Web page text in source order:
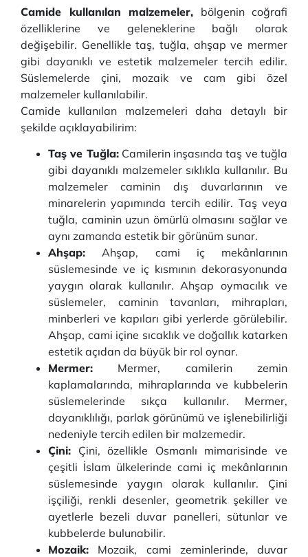
Camide kullanılan malzemeler, bölgenin coğrafi
özelliklerine ve geleneklerine bağlı olarak
değişebilir. Genellikle taş, tuğla, ahşap ve mermer
gibi dayanıklı ve estetik malzemeler tercih edilir.
Süslemelerde çini, mozaik ve cam gibi özel
malzemeler kullanılabilir.
Camide kullanılan malzemeleri daha detaylı bir
şekilde açıklayabilirim:
Taş ve Tuğla:Camilerin inşasında taş ve tuğla
gibi dayanıklı malzemeler sıklıkla kullanılır. Bu
malzemeler caminin dış duvarlarının ve
minarelerin yapımında tercih edilir. Taş veya
tuğla, caminin uzun ömürlü olmasını sağlar ve
aynı zamanda estetik bir görünüm sunar.
Ahşap: Ahşap, cami iç mekânlarının
süslemesinde ve iç kısmının dekorasyonunda
yaygın olarak kullanılır. Ahşap oymacılık ve
süslemeler, caminin tavanları, mihrapları,
minberleri ve kapıları gibi yerlerde görülebilir.
Ahşap, cami içine sıcaklık ve doğallık katarken
estetik açıdan da büyük bir rol oynar.
Mermer: Mermer, camilerin zemin
kaplamalarında, mihraplarında ve kubbelerin
süslemelerinde sıkça kullanılır. Mermer,
dayanıklılığı, parlak görünümü ve işlenebilirliği
nedeniyle tercih edilen bir malzemedir.
Çini: Çini, özellikle Osmanlı mimarisinde ve
çeşitli İslam ülkelerinde cami iç mekânlarının
süslemesinde yaygın olarak kullanılır. Çini
işçiliği, renkli desenler, geometrik şekiller ve
ayetlerle bezeli duvar panelleri, sütunlar ve
kubbelerde bulunabilir.
Mozaik: Mozaik, cami zeminlerinde, duvar